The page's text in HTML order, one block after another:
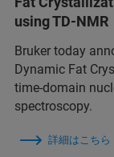
using TD-NMR
Bruker today
Dynamic Fat
time-domain
spectroscopy.
詳細はこちら